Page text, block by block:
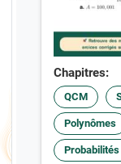
Chapitres:
QCM
Polynômes